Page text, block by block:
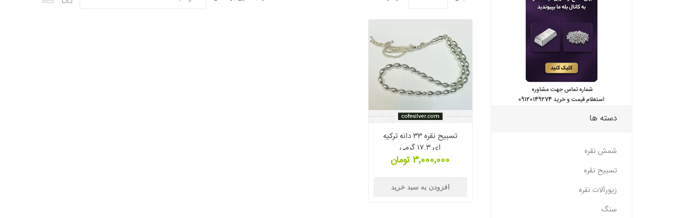
تسبیح نقره ۳۳ دانه ترکیه
ای ۱۷.۳ گرمی
3٬000٬000 تومان
افزودن به سبد خرید
شماره تماس جهت مشاوره
استعلام قیمت و خرید 09120149274
دسته ها
شمش نقره
تسبیح نقره
زیورآلات نقره
سنگ